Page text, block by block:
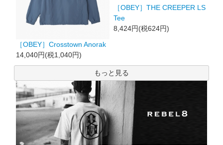
［OBEY］Crosstown Anorak
14,040円(税1,040円)
［OBEY］THE CREEPER LS
Tee
8,424円(税624円)
もっと見る